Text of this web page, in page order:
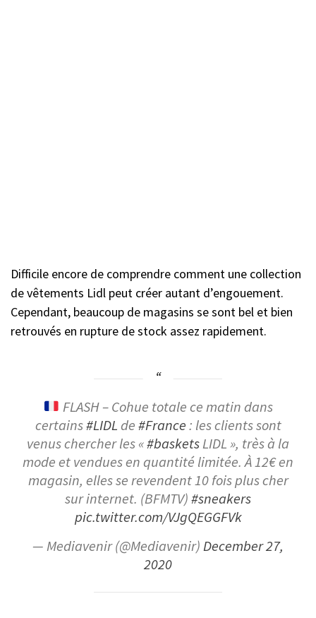
Difficile encore de comprendre comment une collection
de vêtements Lidl peut créer autant d’engouement.
Cependant, beaucoup de magasins se sont bel et bien
retrouvés en rupture de stock assez rapidement.
FLASH – Cohue totale ce matin dans
certains#LIDLde#France: les clients sont
venus chercher les «#basketsLIDL », très à la
mode et vendues en quantité limitée. À 12€ en
magasin, elles se revendent 10 fois plus cher
sur internet. (BFMTV)#sneakers
pic.twitter.com/VJgQEGGFVk
— Mediavenir (@Mediavenir)December 27,
2020